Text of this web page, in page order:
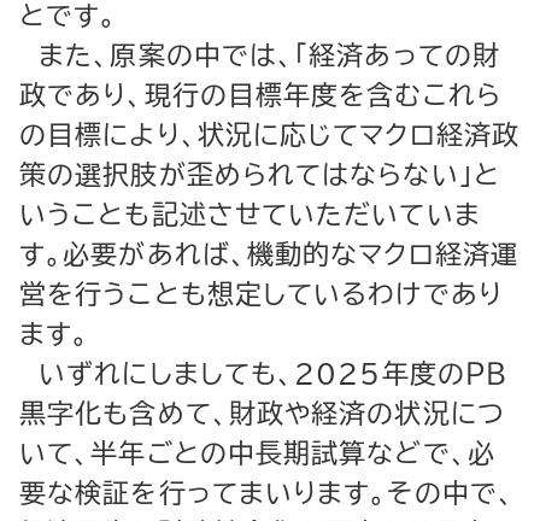
とです。
また、原案の中では、「経済あっての財
政であり、現行の目標年度を含むこれら
の目標により、状況に応じてマクロ経済政
策の選択肢が歪められてはならない」と
いうことも記述させていただいていま
す。必要があれば、機動的なマクロ経済運
営を行うことも想定しているわけであり
ます。
いずれにしましても、2025年度のＰＢ
黒字化も含めて、財政や経済の状況につ
いて、半年ごとの中長期試算などで、必
要な検証を行ってまいります。その中で、